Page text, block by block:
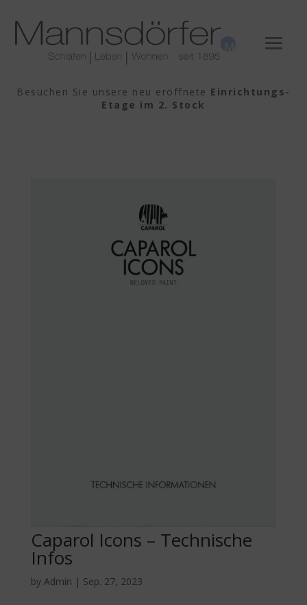
Besuchen Sie unsere neu eröffnete Einrichtungs-
Etage im 2. Stock
Caparol Icons – Technische
Infos
by Admin | Sep. 27, 2023